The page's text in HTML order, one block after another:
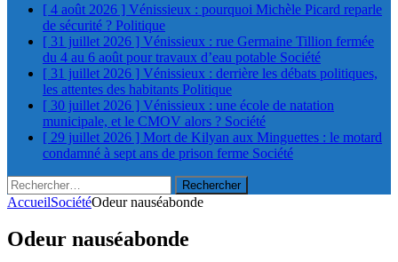
[ 4 août 2026 ] Vénissieux : pourquoi Michèle Picard reparle
de sécurité ? Politique
[ 31 juillet 2026 ] Vénissieux : rue Germaine Tillion fermée
du 4 au 6 août pour travaux d’eau potable Société
[ 31 juillet 2026 ] Vénissieux : derrière les débats politiques,
les attentes des habitants Politique
[ 30 juillet 2026 ] Vénissieux : une école de natation
municipale, et le CMOV alors ? Société
[ 29 juillet 2026 ] Mort de Kilyan aux Minguettes : le motard
condamné à sept ans de prison ferme Société
Rechercher :
AccueilSociétéOdeur nauséabonde
Odeur nauséabonde